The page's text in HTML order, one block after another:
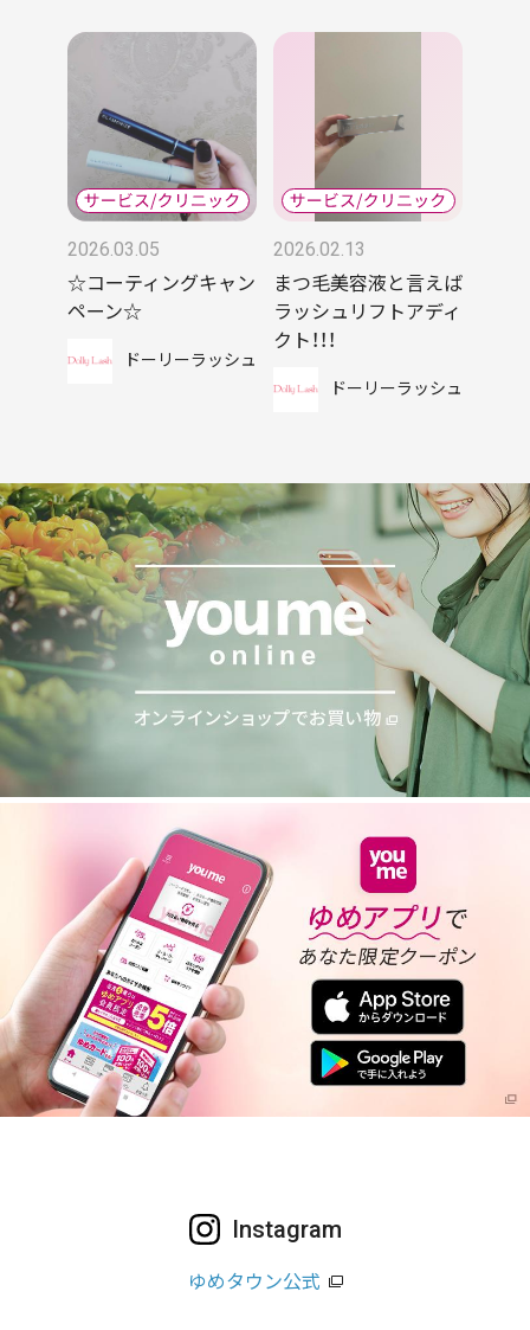
2026.03.05
☆コーティングキャン
ペーン☆
ドーリーラッシュ
2026.02.13
まつ毛美容液と言えば
ラッシュリフトアディ
クト！！！
ドーリーラッシュ
Instagram
ゆめタウン公式